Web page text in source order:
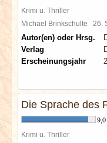
Krimi u. Thriller
Michael Brinkschulte 26.
Autor(en) oder Hrsg.
Verlag
Erscheinungsjahr
Die Sprache des
9,0
Krimi u. Thriller